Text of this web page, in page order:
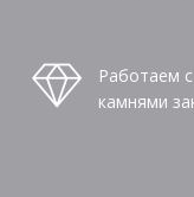
Работаем
камнями